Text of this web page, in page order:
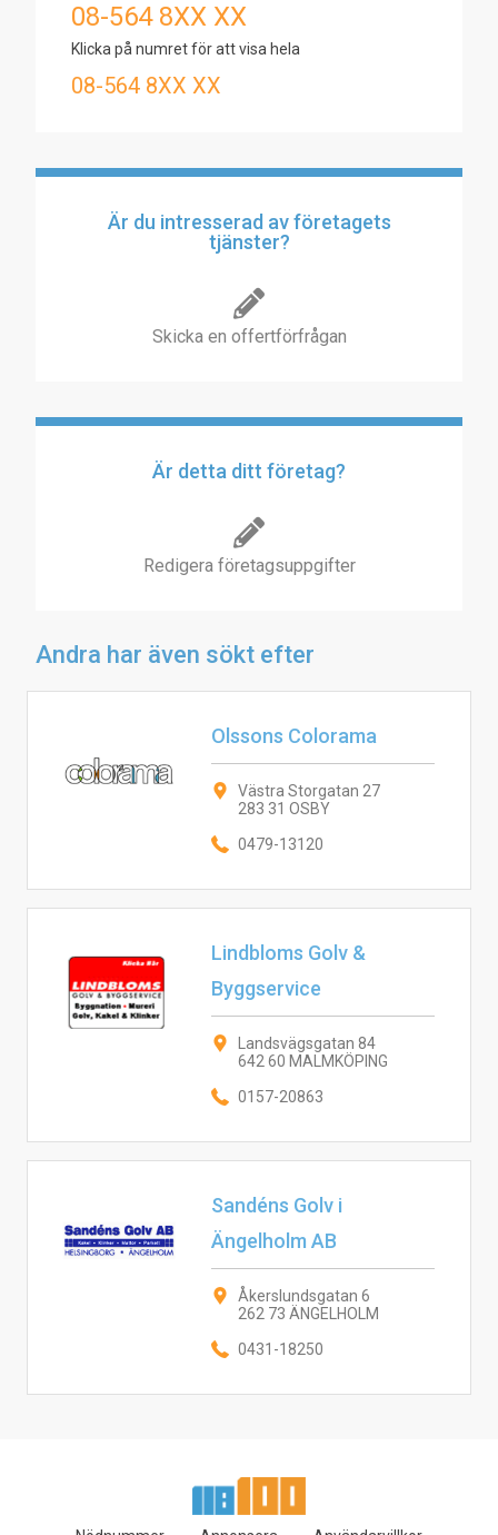
08-564 8XX XX
Klicka på numret för att visa hela
08-564 8XX XX
Är du intresserad av företagets
tjänster?
Skicka en offertförfrågan
Är detta ditt företag?
Redigera företagsuppgifter
Andra har även sökt efter
Olssons Colorama
Västra Storgatan 27
283 31 OSBY
0479-13120
Lindbloms Golv &
Byggservice
Landsvägsgatan 84
642 60 MALMKÖPING
0157-20863
Sandéns Golv i
Ängelholm AB
Åkerslundsgatan 6
262 73 ÄNGELHOLM
0431-18250